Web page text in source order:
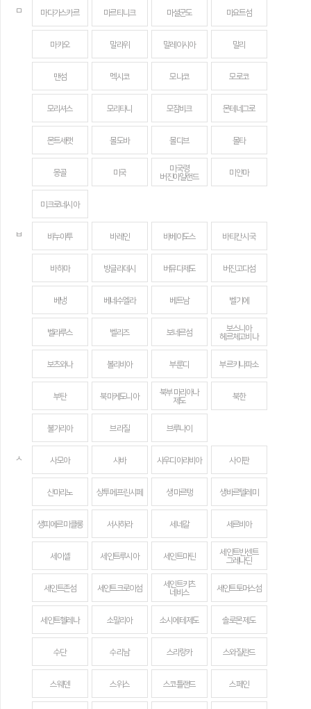
ㅁ 마다가스카르 마르티니크 마셜군도 마요트섬
마카오 말라위 말레이시아 말리
맨섬 멕시코 모나코 모로코
모리셔스 모리타니 모잠비크 몬테네그로
몬트세랫 몰도바 몰디브 몰타
몽골 미국
미국령
버진아일랜드
미얀마
미크로네시아
ㅂ 바누아투 바레인 바베이도스 바티칸 시국
바하마 방글라데시 버뮤다제도 버진고다섬
베냉 베네수엘라 베트남 벨기에
벨라루스 벨리즈 보네르섬
보스니아
헤르체고비나
보츠와나 볼리비아 부룬디 부르키나파소
부탄 북마케도니아
북부 마리아나
제도
북한
불가리아 브라질 브루나이
ㅅ 사모아 사바 사우디아라비아 사이판
산마리노 상투메 프린시페 생 마르탱 생바르텔레미
생피에르 미클롱 서사하라 세네갈 세르비아
세이셸 세인트루시아 세인트마틴
세인트빈센트
그레나딘
세인트존섬 세인트크로이섬
세인트키츠
네비스
세인트토머스섬
세인트헬레나 소말리아 소시에테 제도 솔로몬 제도
수단 수리남 스리랑카 스와질란드
스웨덴 스위스 스코틀랜드 스페인